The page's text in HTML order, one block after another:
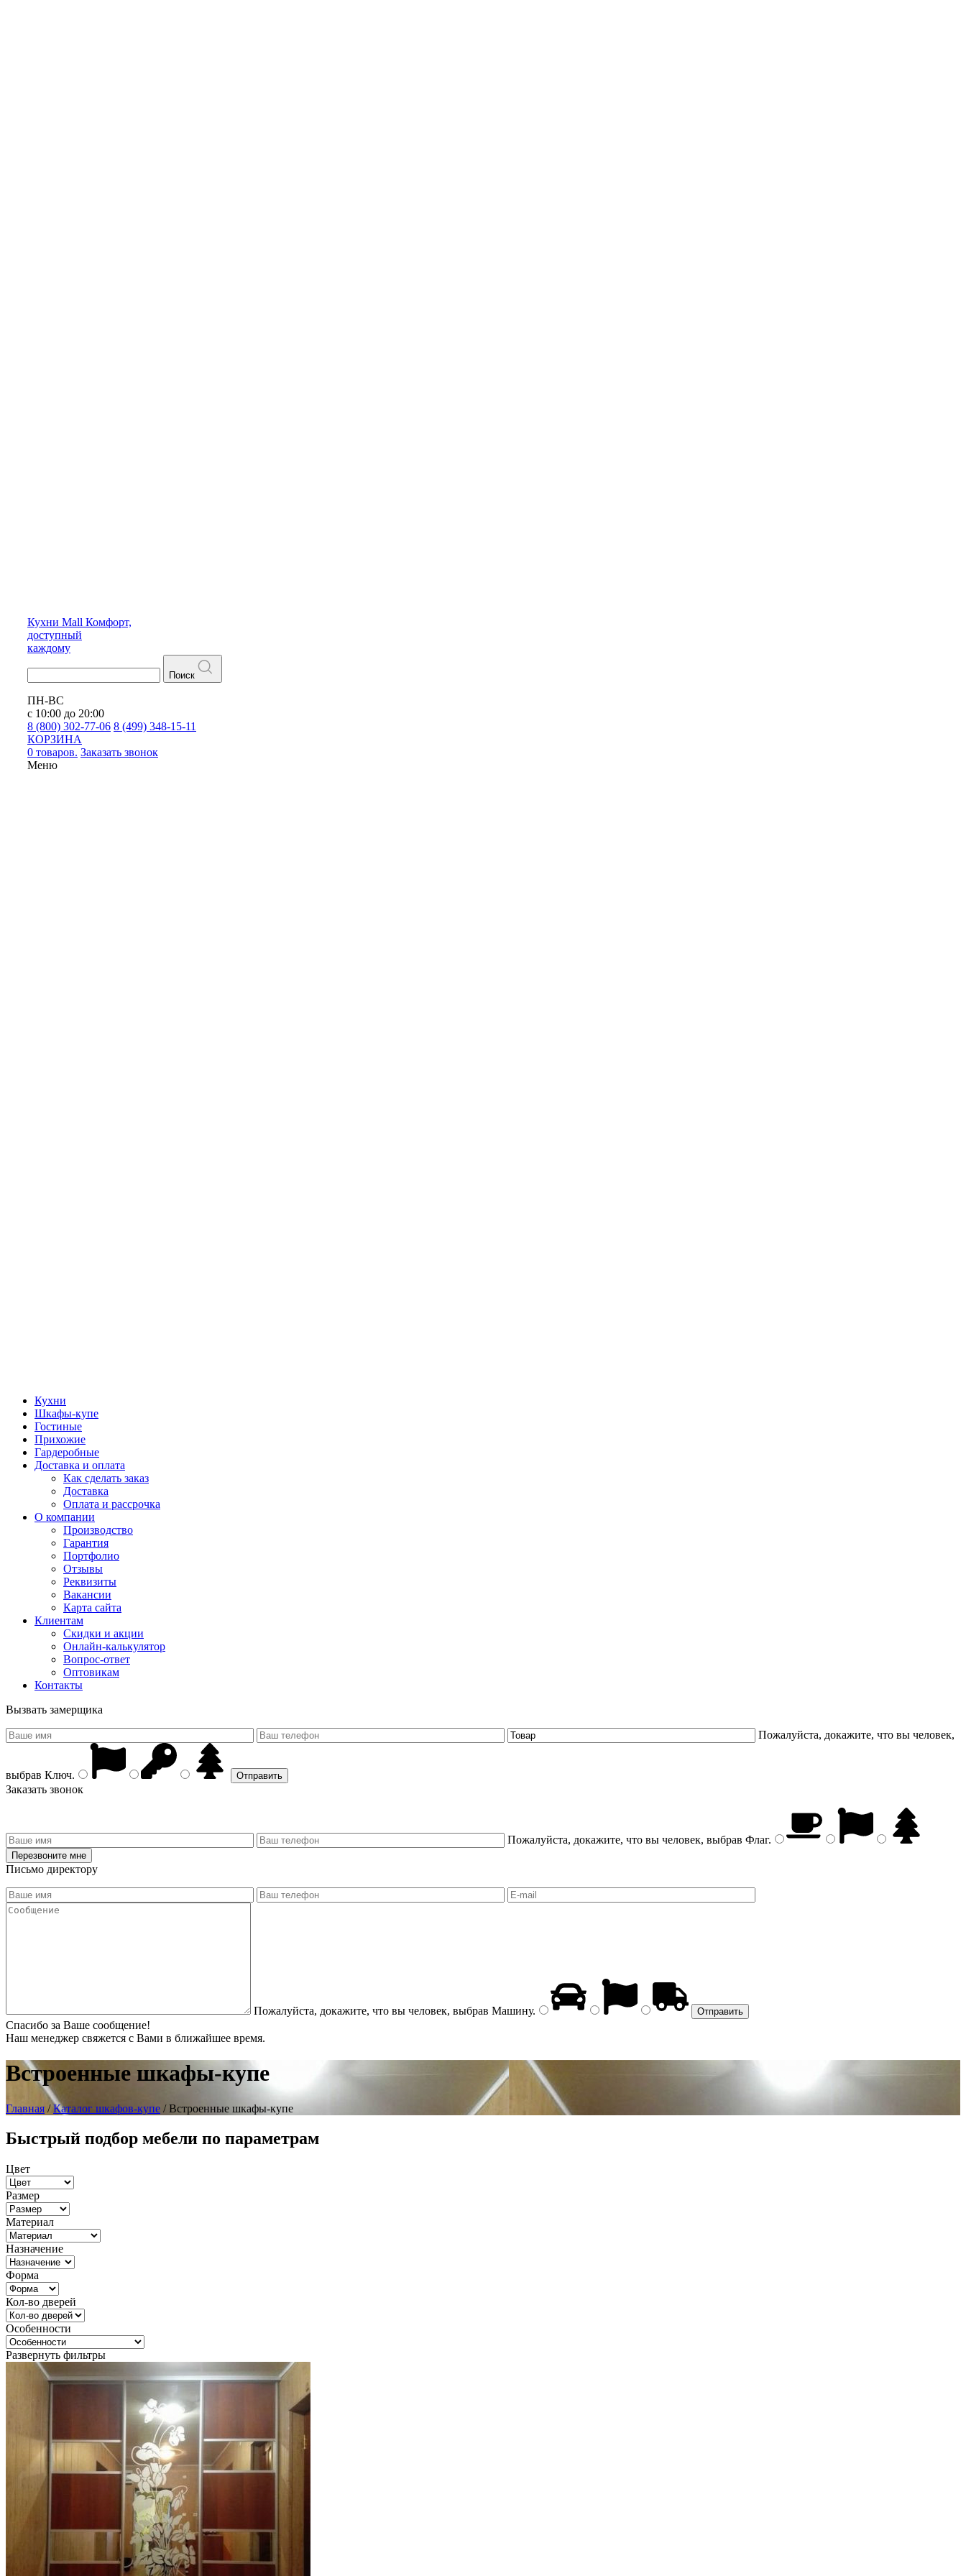
Кухни Mall Комфорт,
доступный
каждому
Поиск
ПН-ВС
с 10:00 до 20:00
8 (800) 302-77-06 8 (499) 348-15-11
КОРЗИНА
0 товаров. Заказать звонок
Меню
Кухни
Шкафы-купе
Гостиные
Прихожие
Гардеробные
Доставка и оплата
Как сделать заказ
Доставка
Оплата и рассрочка
О компании
Производство
Гарантия
Портфолио
Отзывы
Реквизиты
Вакансии
Карта сайта
Клиентам
Скидки и акции
Онлайн-калькулятор
Вопрос-ответ
Оптовикам
Контакты
Вызвать замерщика
Пожалуйста, докажите, что вы человек,
выбрав Ключ.
Заказать звонок
Пожалуйста, докажите, что вы человек, выбрав Флаг.
Письмо директору
Пожалуйста, докажите, что вы человек, выбрав Машину.
Спасибо за Ваше сообщение!
Наш менеджер свяжется с Вами в ближайшее время.
Встроенные шкафы-купе
Главная /Каталог шкафов-купе / Встроенные шкафы-купе
Быстрый подбор мебели по параметрам
Цвет
Размер
Материал
Назначение
Форма
Кол-во дверей
Особенности
Развернуть фильтры